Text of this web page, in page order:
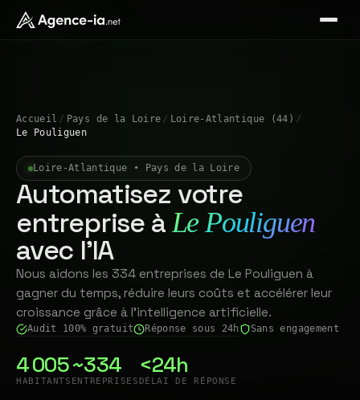
Accueil / Pays de la Loire / Loire-Atlantique (44) /
Le Pouliguen
Loire-Atlantique • Pays de la Loire
Automatisez votre
entreprise à Le Pouliguen
avec l'IA
Nous aidons les 334 entreprises de Le Pouliguen à
gagner du temps, réduire leurs coûts et accélérer leur
croissance grâce à l'intelligence artificielle.
Audit 100% gratuit Réponse sous 24h Sans engagement
4 005
HABITANTS
~334
ENTREPRISES
<24h
DÉLAI DE RÉPONSE